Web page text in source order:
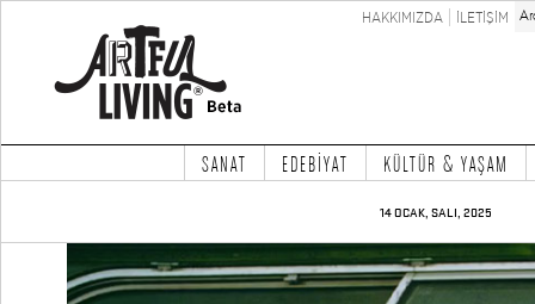
HAKKIMIZDA İLETİŞİM
SANAT EDEBİYAT KÜLTÜR & YAŞAM
14 OCAK, SALI, 2025